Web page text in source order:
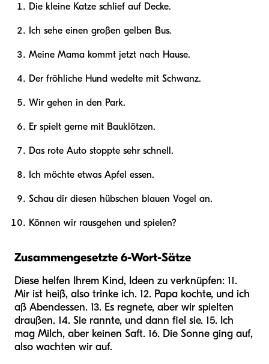
Die kleine Katze schlief auf Decke.
Ich sehe einen großen gelben Bus.
Meine Mama kommt jetzt nach Hause.
Der fröhliche Hund wedelte mit Schwanz.
Wir gehen in den Park.
Er spielt gerne mit Bauklötzen.
Das rote Auto stoppte sehr schnell.
Ich möchte etwas Apfel essen.
Schau dir diesen hübschen blauen Vogel an.
Können wir rausgehen und spielen?
Zusammengesetzte 6-Wort-Sätze
Diese helfen Ihrem Kind, Ideen zu verknüpfen: 11.
Mir ist heiß, also trinke ich. 12. Papa kochte, und ich
aß Abendessen. 13. Es regnete, aber wir spielten
draußen. 14. Sie rannte, und dann fiel sie. 15. Ich
mag Milch, aber keinen Saft. 16. Die Sonne ging auf,
also wachten wir auf.